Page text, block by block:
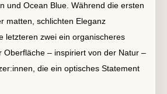
und Ocean Blue. Während die ersten
matten, schlichten Eleganz
letzteren zwei ein organischeres
Oberfläche – inspiriert von der Natur –
die ein optisches Statement